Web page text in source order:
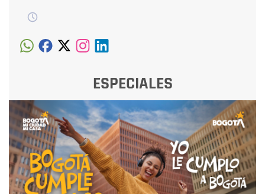
ESPECIALES